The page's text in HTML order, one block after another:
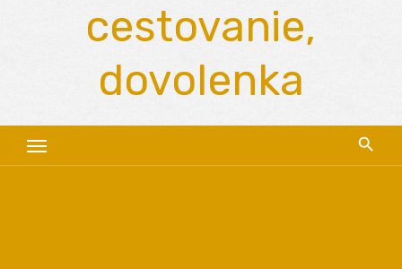
cestovanie,
dovolenka